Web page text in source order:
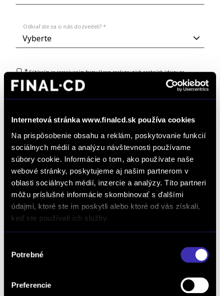
Internetová stránka www.finalcd.sk používa cookies
Na prispôsobenie obsahu a reklám, poskytovanie funkcií
sociálnych médií a analýzu návštevnosti používame
súbory cookie. Informácie o tom, ako používate naše
webové stránky, poskytujeme aj našim partnerom v
oblasti sociálnych médií, inzercie a analýzy. Títo partneri
môžu príslušné informácie skombinovať s ďalšími
údajmi, ktoré ste im poskytli alebo ktoré od vás získali,
keď ste používali ich služby.
súhlasu
Potrebné
Preferencie
Odkiaľ ste sa o nás dozvedeli? *
*Súhlasím so spracúvaním formulárom poskytnutých osobných údajov na
vybavovania objednávok, dopytov na produkty a služby, žiadostí a podnetov zadaných
prostredníctvom online formulárov na webstránke www.finalcd.sk.S podmienkami
vozidiel FINAL-CD.S podmienkami spracúvania osobných údajov na tento účel sa
Dopyt na vozidlo